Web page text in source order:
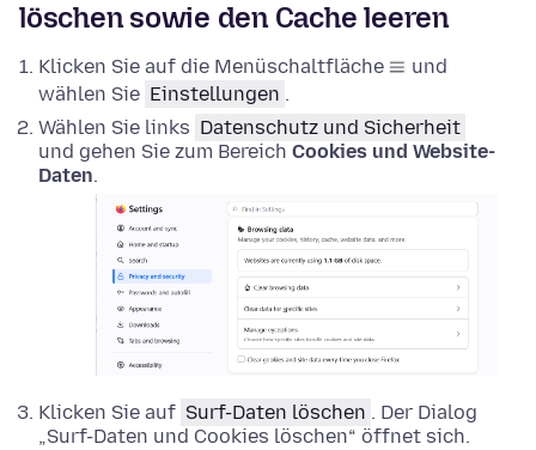
löschen sowie den Cache leeren
Klicken Sie auf die Menüschaltfläche
und
wählen Sie Einstellungen .
Wählen Sie links Datenschutz und Sicherheit
und gehen Sie zum Bereich Cookies und Website-
Daten.
Klicken Sie auf Surf-Daten löschen . Der Dialog
„Surf-Daten und Cookies löschen“ öffnet sich.